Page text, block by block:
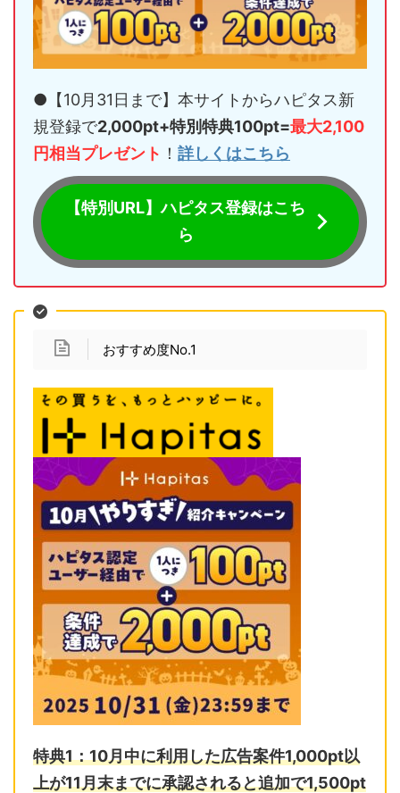
●【10月31日まで】本サイトからハピタス新
規登録で2,000pt+特別特典100pt=最大2,100
円相当プレゼント ！ 詳しくはこちら
【特別URL】ハピタス登録はこち
ら
おすすめ度No.1
特典1：10月中に利用した広告案件1,000pt以
上が11月末までに承認されると追加で1,500pt